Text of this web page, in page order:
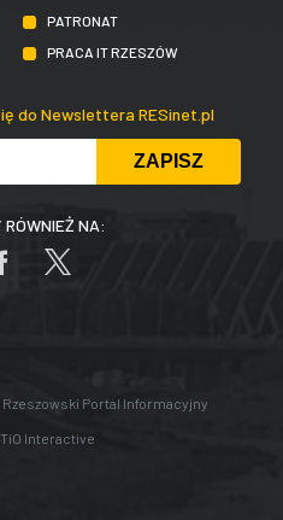
PATRONAT
PRACA IT RZESZÓW
do Newslettera RESinet.pl
NA:
Portal Informacyjny
TiO Interactive